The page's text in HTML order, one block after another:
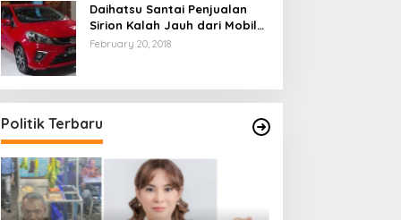
Daihatsu Santai Penjualan
Sirion Kalah Jauh dari Mobil
LCGC
February 20, 2018
Politik Terbaru